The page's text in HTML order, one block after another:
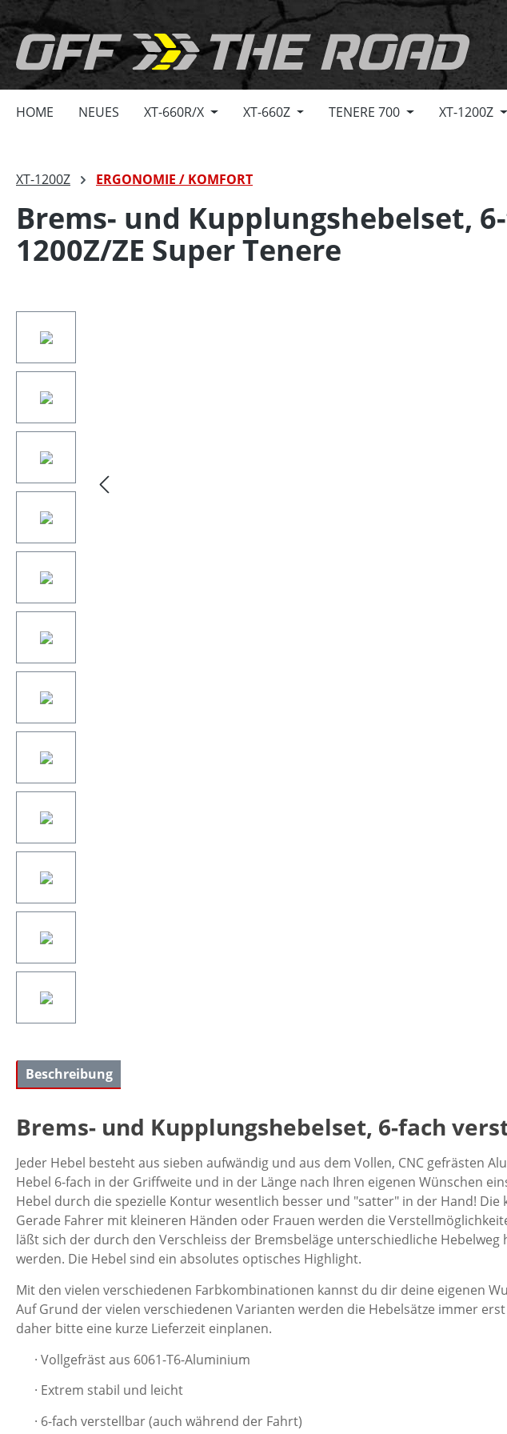
Zur Hauptnavigation springen
HOME NEUES XT-660R/X XT-660Z TENERE 700 XT-1200Z
XT-1200Z ERGONOMIE / KOMFORT
Brems- und Kupplungshebelset,
1200Z/ZE Super Tenere
Beschreibung
Brems- und Kupplungshebelset, 6-fach
Jeder Hebel besteht aus sieben aufwändig und aus dem Vollen, CNC gefrästen
Hebel 6-fach in der Griffweite und in der Länge nach Ihren eigenen Wünschen
Hebel durch die spezielle Kontur wesentlich besser und "satter" in der Hand!
Gerade Fahrer mit kleineren Händen oder Frauen werden die
läßt sich der durch den Verschleiss der Bremsbeläge unterschiedliche
werden. Die Hebel sind ein absolutes optisches Highlight.
Mit den vielen verschiedenen Farbkombinationen kannst du dir deine eigenen
Auf Grund der vielen verschiedenen Varianten werden die Hebelsätze immer
daher bitte eine kurze Lieferzeit einplanen.
· Vollgefräst aus 6061-T6-Aluminium
· Extrem stabil und leicht
· 6-fach verstellbar (auch während der Fahrt)